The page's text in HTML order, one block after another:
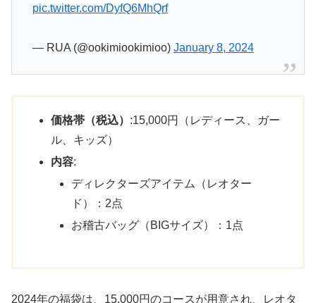
pic.twitter.com/DyfQ6MhQrf
— RUA (@ookimiookimioo) January 8, 2024
価格帯（税込） :15,000円（レディース、ガー
ル、キッズ）
内容:
ディレクターズアイテム（レオター
ド）：2点
お稽古バッグ（BIGサイズ）：1点
2024年の福袋は、15,000円のコースが用意され、レオタ